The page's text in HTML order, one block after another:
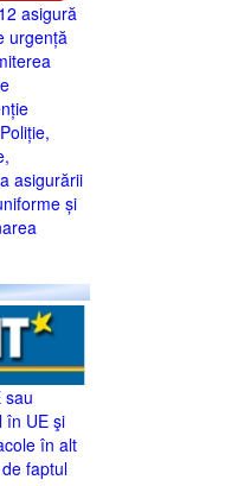
asigură
urgență
asigurării
și
sau
în UE şi
în alt
faptul